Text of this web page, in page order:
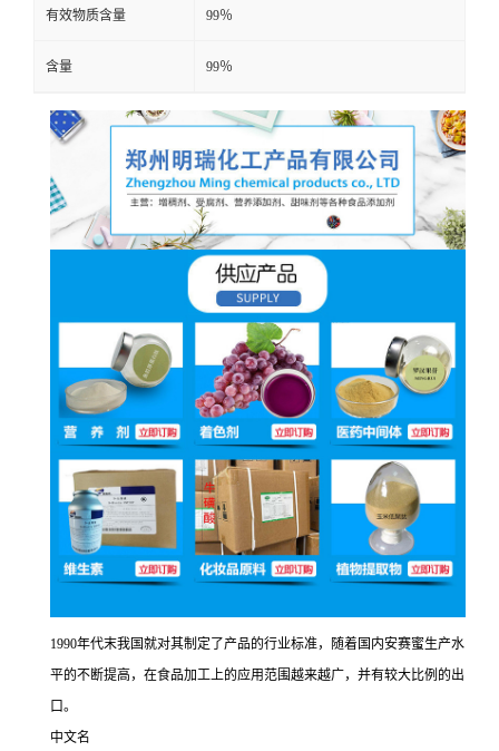
有效物质含量 99％
含量 99％
1990年代末我国就对其制定了产品的行业标准，随着国内安赛蜜生产水
平的不断提高，在食品加工上的应用范围越来越广，并有较大比例的出
口。
中文名